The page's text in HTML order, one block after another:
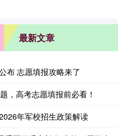
最新文章
布 志愿填报攻略来了
，高考志愿填报前必看！
年军校招生政策解读